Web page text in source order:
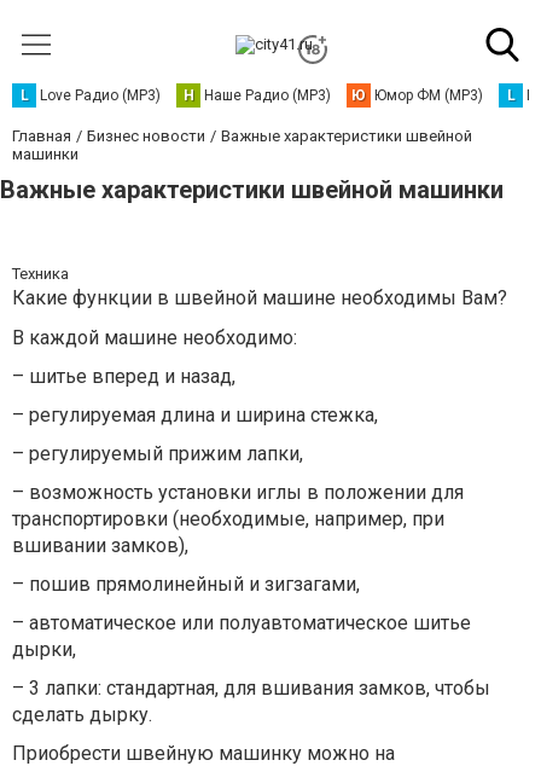
L Love Радио (MP3) Н Наше Радио (MP3) Ю Юмор ФМ (MP3) L
Главная Бизнес новости
Важные характеристики швейной
машинки
Важные характеристики швейной машинки
Техника
Какие функции в швейной машине необходимы Вам?
В каждой машине необходимо:
– шитье вперед и назад,
– регулируемая длина и ширина стежка,
– регулируемый прижим лапки,
– возможность установки иглы в положении для
транспортировки (необходимые, например, при
вшивании замков),
– пошив прямолинейный и зигзагами,
– автоматическое или полуавтоматическое шитье
дырки,
– 3 лапки: стандартная, для вшивания замков, чтобы
сделать дырку.
Приобрести швейную машинку можно на